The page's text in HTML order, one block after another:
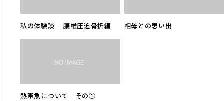
私の体験談 腰椎圧迫骨折編 祖母との思い出
熱帯魚について その①